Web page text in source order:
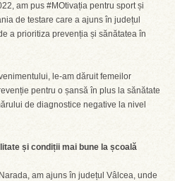
am pus #MOtivația pentru sport și
de testare care a ajuns în județul
a prioritiza prevenția și sănătatea în
le-am dăruit femeilor
pentru o șansă în plus la sănătate
de diagnostice negative la nivel
și condiții mai bune la școală
am ajuns în județul Vâlcea, unde